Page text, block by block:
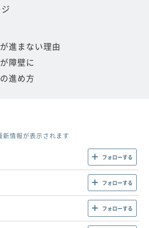
進まない理由
障壁に
進め方
新情報が表示されます
フォローする
フォローする
フォローする